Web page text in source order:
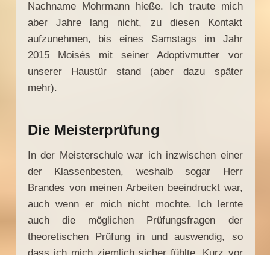
Nachname Mohrmann hieße. Ich traute mich
aber Jahre lang nicht, zu diesen Kontakt
aufzunehmen, bis eines Samstags im Jahr
2015 Moisés mit seiner Adoptivmutter vor
unserer Haustür stand (aber dazu später
mehr).
Die Meisterprüfung
In der Meisterschule war ich inzwischen einer
der Klassenbesten, weshalb sogar Herr
Brandes von meinen Arbeiten beeindruckt war,
auch wenn er mich nicht mochte. Ich lernte
auch die möglichen Prüfungsfragen der
theoretischen Prüfung in und auswendig, so